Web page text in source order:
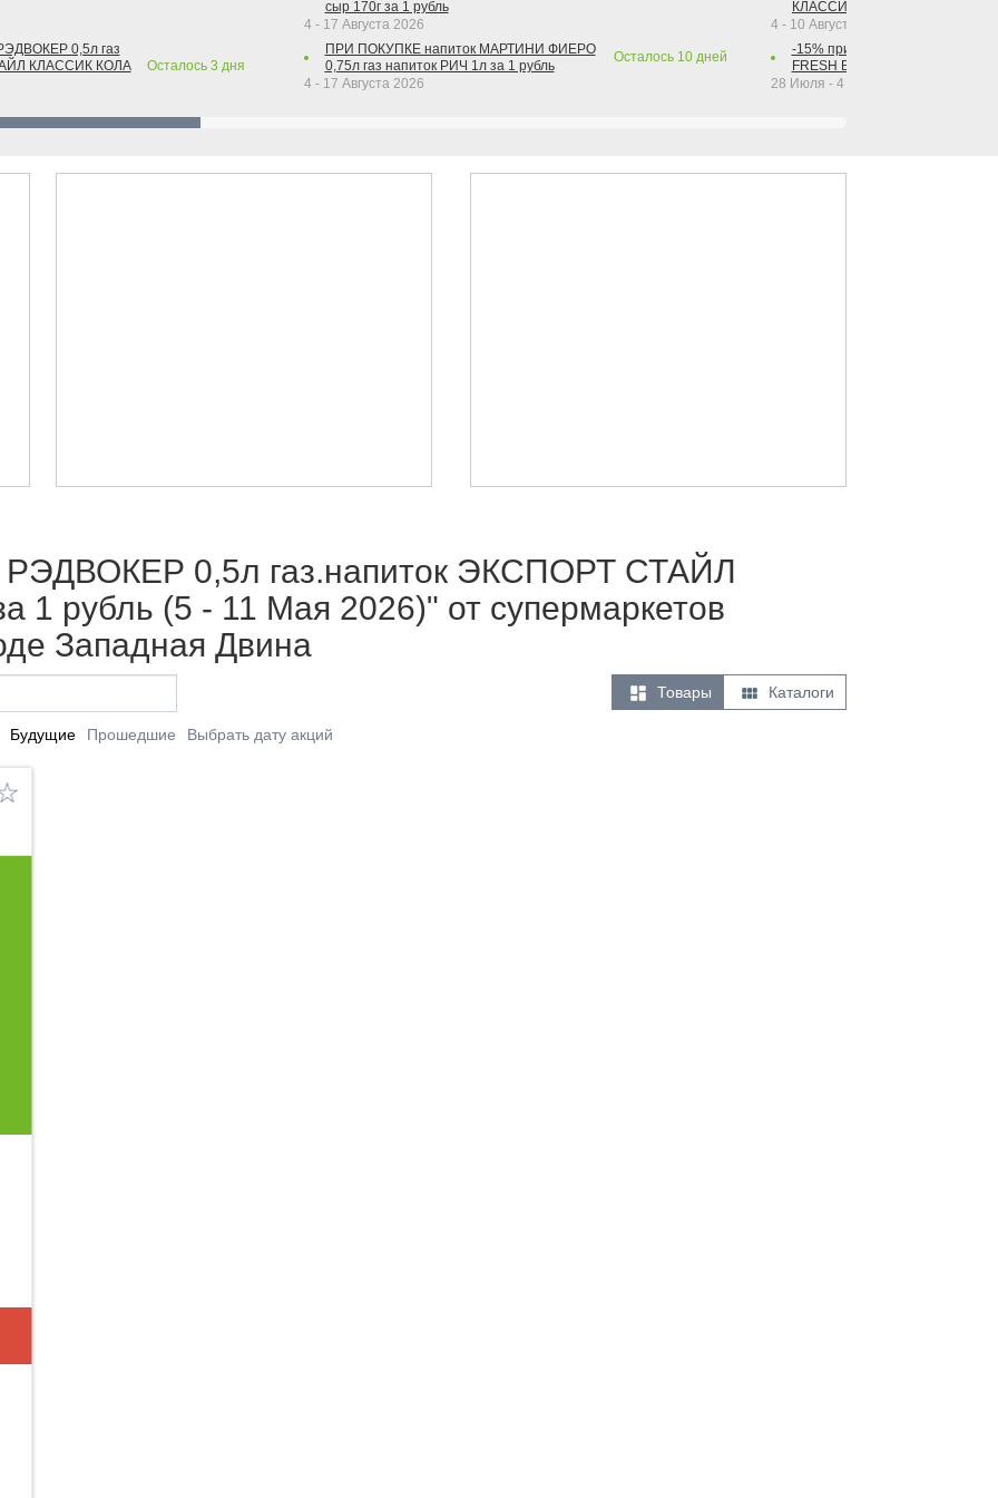
0,5л газ
КЛАССИК КОЛА
Осталось 3 дня
сыр 170г за 1 рубль
4 - 17 Августа 2026
ПРИ ПОКУПКЕ напиток МАРТИНИ ФИЕРО
0,75л газ напиток РИЧ 1л за 1 рубль
Осталось 10дней
4 - 17 Августа 2026
КЛАССИК КОЛА 1 л за 1 рубль
4 - 10 Августа 2026
-15% при покупке от 2-х штук
FRESH BAR КОЛА в
28 Июля - 4 Октября 2026
0,5л газ.напиток ЭКСПОРТ СТАЙЛ
рубль (5 - 11 Мая 2026)" от супермаркетов
Западная Двина
 Товары  Каталоги
Будущие Прошедшие Выбрать дату акций